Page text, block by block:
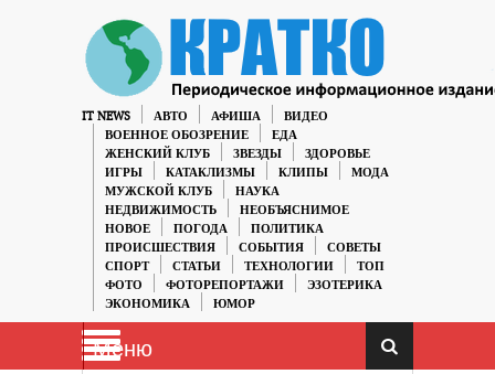
IT NEWS АВТО АФИША
ВИДЕО
ВОЕННОЕ ОБОЗРЕНИЕ
ЕДА
ЖЕНСКИЙ КЛУБ
ЗВЕЗДЫ
ЗДОРОВЬЕ
ИГРЫ
КАТАКЛИЗМЫ КЛИПЫ
МОДА
МУЖСКОЙ КЛУБ
НАУКА
НЕДВИЖИМОСТЬ
НЕОБЪЯСНИМОЕ
НОВОЕ
ПОГОДА
ПОЛИТИКА
ПРОИСШЕСТВИЯ
СОБЫТИЯ
СОВЕТЫ
СПОРТ
СТАТЬИ ТЕХНОЛОГИИ
ТОП
ФОТО
ФОТОРЕПОРТАЖИ
ЭЗОТЕРИКА
ЭКОНОМИКА
ЮМОР
Меню